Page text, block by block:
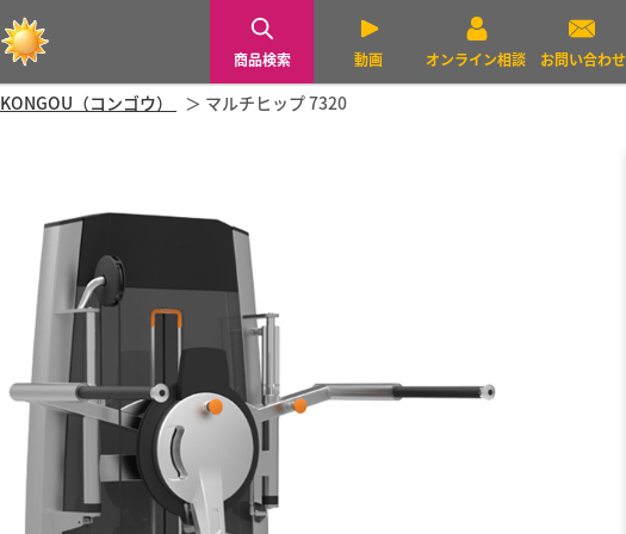
商品検索 動画 オンライン相談 お問い合わせ
KONGOU（コンゴウ） マルチヒップ 7320